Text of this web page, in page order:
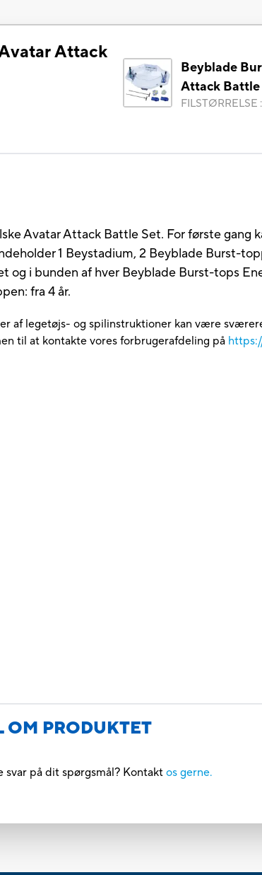
Attack
Beyblade
Attack Battle
FILSTØRRELSE :
Avatar Attack Battle Set. For første gang
1 Beystadium, 2 Beyblade Burst-
og i bunden af hver Beyblade Burst-tops
fra 4 år.
af legetøjs- og spilinstruktioner kan være
til at kontakte vores forbrugerafdeling på
OM PRODUKTET
svar på dit spørgsmål? Kontaktos gerne.